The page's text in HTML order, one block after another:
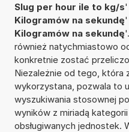
Slug per hour ile to kg/s'
Kilogramów na sekundę'
Kilogramów na sekundę
również natychmiastowo
konkretnie zostać
Niezależnie od tego, która
wykorzystana, pozwala to
wyszukiwania stosownej
wyników z miriadą
obsługiwanych jednostek.